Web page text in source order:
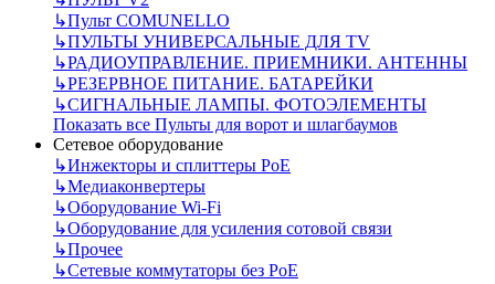
↳Пульт СOMUNELLO
↳ПУЛЬТЫ УНИВЕРСАЛЬНЫЕ ДЛЯ TV
↳РАДИОУПРАВЛЕНИЕ. ПРИЕМНИКИ. АНТЕННЫ
↳РЕЗЕРВНОЕ ПИТАНИЕ. БАТАРЕЙКИ
↳СИГНАЛЬНЫЕ ЛАМПЫ. ФОТОЭЛЕМЕНТЫ
Показать все Пульты для ворот и шлагбаумов
Сетевое оборудование
↳Инжекторы и сплиттеры РоЕ
↳Медиаконвертеры
↳Оборудование Wi-Fi
↳Оборудование для усиления сотовой связи
↳Прочее
↳Сетевые коммутаторы без РоЕ